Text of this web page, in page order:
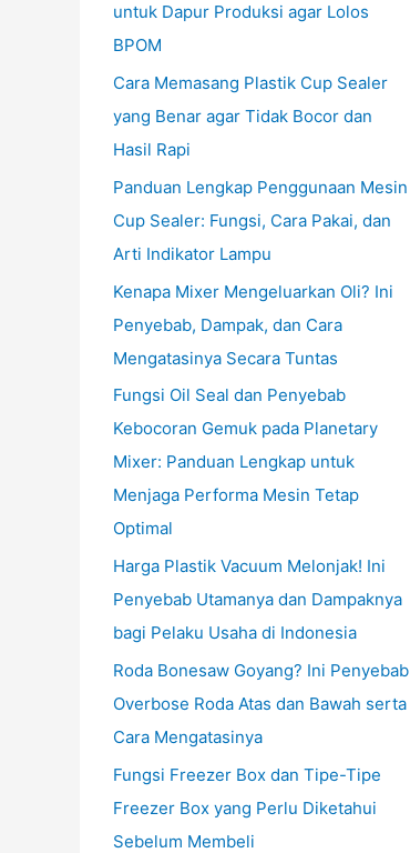
untuk Dapur Produksi agar Lolos
BPOM
Cara Memasang Plastik Cup Sealer
yang Benar agar Tidak Bocor dan
Hasil Rapi
Panduan Lengkap Penggunaan Mesin
Cup Sealer: Fungsi, Cara Pakai, dan
Arti Indikator Lampu
Kenapa Mixer Mengeluarkan Oli? Ini
Penyebab, Dampak, dan Cara
Mengatasinya Secara Tuntas
Fungsi Oil Seal dan Penyebab
Kebocoran Gemuk pada Planetary
Mixer: Panduan Lengkap untuk
Menjaga Performa Mesin Tetap
Optimal
Harga Plastik Vacuum Melonjak! Ini
Penyebab Utamanya dan Dampaknya
bagi Pelaku Usaha di Indonesia
Roda Bonesaw Goyang? Ini Penyebab
Overbose Roda Atas dan Bawah serta
Cara Mengatasinya
Fungsi Freezer Box dan Tipe-Tipe
Freezer Box yang Perlu Diketahui
Sebelum Membeli